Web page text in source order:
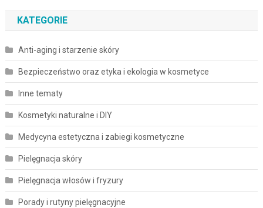
KATEGORIE
Anti-aging i starzenie skóry
Bezpieczeństwo oraz etyka i ekologia w kosmetyce
Inne tematy
Kosmetyki naturalne i DIY
Medycyna estetyczna i zabiegi kosmetyczne
Pielęgnacja skóry
Pielęgnacja włosów i fryzury
Porady i rutyny pielęgnacyjne